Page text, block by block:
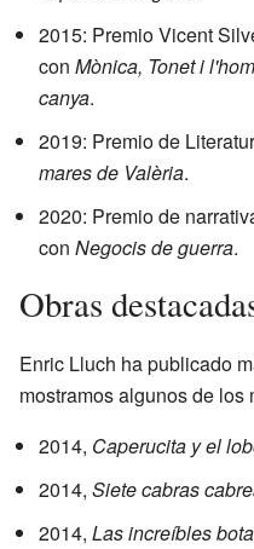
2015: Premio Vicent
con Mònica, Tonet i
canya.
2019: Premio de
mares de Valèria.
2020: Premio de
con Negocis de guerra.
Obras
Enric Lluch ha publicado
mostramos algunos de los
2014, Caperucita y el
2014, Siete cabras
2014, Las increíbles